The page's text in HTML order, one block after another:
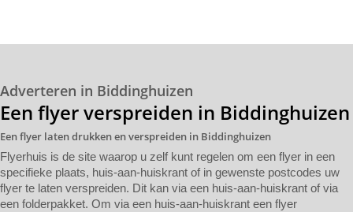
Adverteren in Biddinghuizen
Een flyer verspreiden in Biddinghuizen
Een flyer laten drukken en verspreiden in Biddinghuizen
Flyerhuis is de site waarop u zelf kunt regelen om een flyer in een
specifieke plaats, huis-aan-huiskrant of in gewenste postcodes uw
flyer te laten verspreiden. Dit kan via een huis-aan-huiskrant of via
een folderpakket. Om via een huis-aan-huiskrant een flyer